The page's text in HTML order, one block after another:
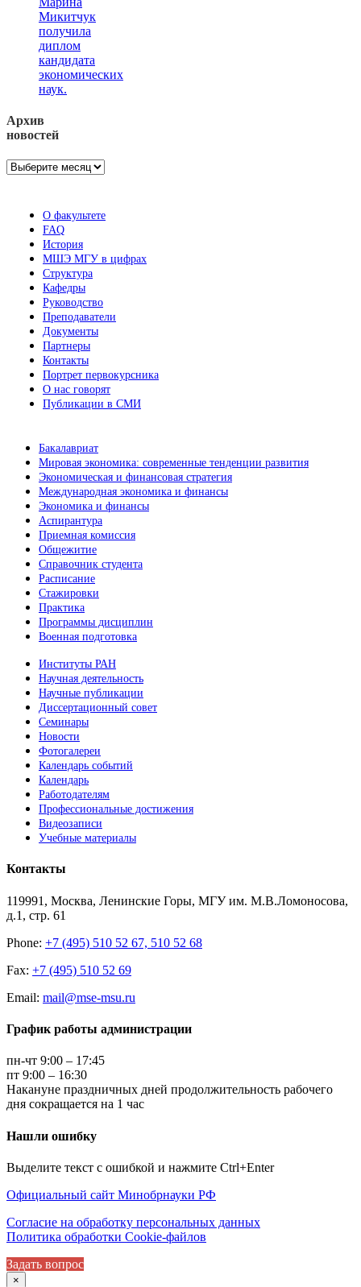
Микитчук
получила
диплом
кандидата
экономических
наук.
Архив
новостей
Архив
О факультете
FAQ
История
МШЭ МГУ в цифрах
Структура
Кафедры
Руководство
Преподаватели
Документы
Партнеры
Контакты
Портрет первокурсника
О нас говорят
Публикации в СМИ
Бакалавриат
Мировая экономика: современные тенденции развития
Экономическая и финансовая стратегия
Международная экономика и финансы
Экономика и финансы
Аспирантура
Приемная комиссия
Общежитие
Справочник студента
Расписание
Стажировки
Практика
Программы дисциплин
Военная подготовка
Институты РАН
Научная деятельность
Научные публикации
Диссертационный совет
Семинары
Новости
Фотогалереи
Календарь событий
Календарь
Работодателям
Профессиональные достижения
Видеозаписи
Учебные материалы
Контакты
119991, Москва, Ленинские Горы, МГУ им. М.В.Ломоносова,
д.1, стр. 61
Phone: +7 (495) 510 52 67, 510 52 68
Fax: +7 (495) 510 52 69
Email: mail@mse-msu.ru
График работы администрации
пн-чт 9:00 – 17:45
пт 9:00 – 16:30
Накануне праздничных дней продолжительность рабочего
дня сокращается на 1 час
Нашли ошибку
Выделите текст с ошибкой и нажмите Ctrl+Enter
Официальный сайт Минобрнауки РФ
Согласие на обработку персональных данных
Политика обработки Cookie-файлов
Задать вопрос
×